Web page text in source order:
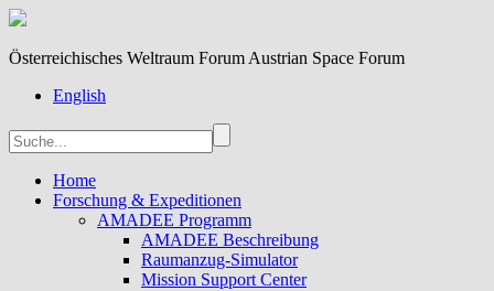
Österreichisches Weltraum Forum Austrian Space Forum
English
Home
Forschung & Expeditionen
AMADEE Programm
AMADEE Beschreibung
Raumanzug-Simulator
Mission Support Center